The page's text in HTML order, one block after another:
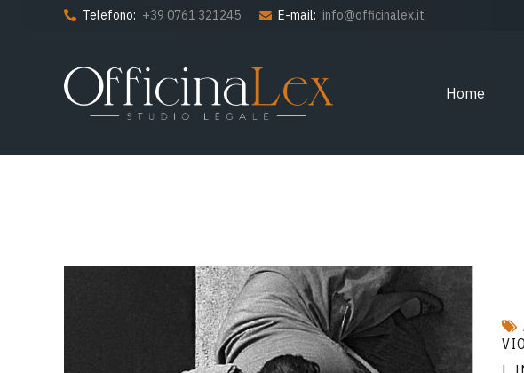
Telefono: +39 0761 321245 E-mail: info@officinalex.it
Home